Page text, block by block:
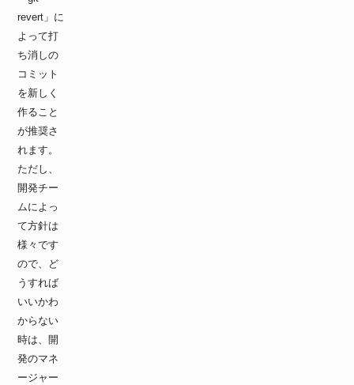
revert」に
よって打
ち消しの
コミット
を新しく
作ること
が推奨さ
れます。
ただし、
開発チー
ムによっ
て方針は
様々です
ので、ど
うすれば
いいかわ
からない
時は、開
発のマネ
ージャー